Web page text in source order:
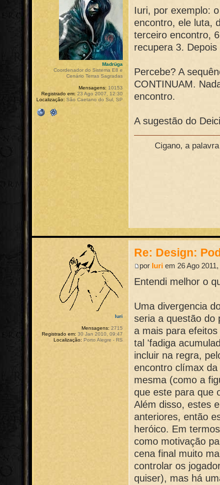
Iuri, por exemplo:
encontro, ele luta,
terceiro encontro,
recupera 3.
Percebe? A
CONTINUAM.
encontro.
A sugestão do
Cigano, a
Madrüga
Coordenador do Sistema E8 e
Cenário Terras Sagradas
Mensagens: 10153
Registrado em: 23 Ago 2007, 12:30
Localização: São Caetano do Sul, SP
Re: Design:
por Iuri em 26 Ago
Entendi melhor o
Uma divergencia
seria a questão do
a mais para
tal 'fadiga
incluir na regra,
encontro clímax
mesma (como a
que este para que
Além disso, estes
anteriores, então
heróico. Em
como motivação
cena final muito
controlar os
quiser), mas há
Iuri
Mensagens: 2715
Registrado em: 30 Jan 2010, 09:47
Localização: Porto Alegre - RS